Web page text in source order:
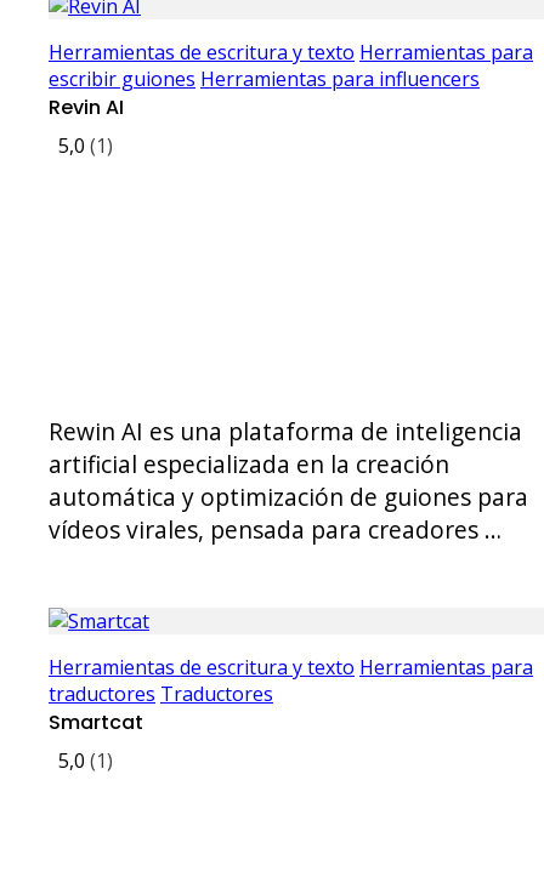
Herramientas de escritura y texto Herramientas para
escribir guiones Herramientas para influencers
Revin AI
5,0 (1)
Rewin AI es una plataforma de inteligencia
artificial especializada en la creación
automática y optimización de guiones para
vídeos virales, pensada para creadores …
Herramientas de escritura y texto Herramientas para
traductores Traductores
Smartcat
5,0 (1)